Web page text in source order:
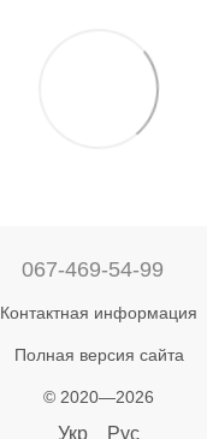
067-469-54-99
Контактная информация
Полная версия сайта
© 2020—2026
Укр Рус